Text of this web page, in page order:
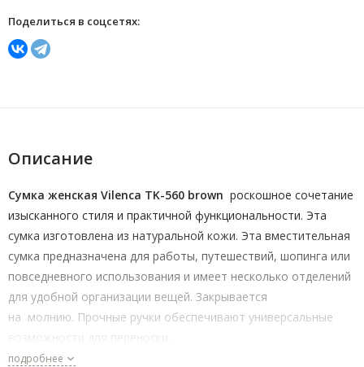
Поделиться в соцсетях:
Описание
Сумка женская Vilenca TK-560 brown роскошное сочетание
изысканного стиля и практичной функциональности. Эта
сумка изготовлена из натуральной кожи. Эта вместительная
сумка предназначена для работы, путешествий, шопинга или
повседневного использования и имеет несколько отделений
для удобной организации вещей. Закрывается
на молнию. Прочные ручки обеспечивают универсальные
подробнее